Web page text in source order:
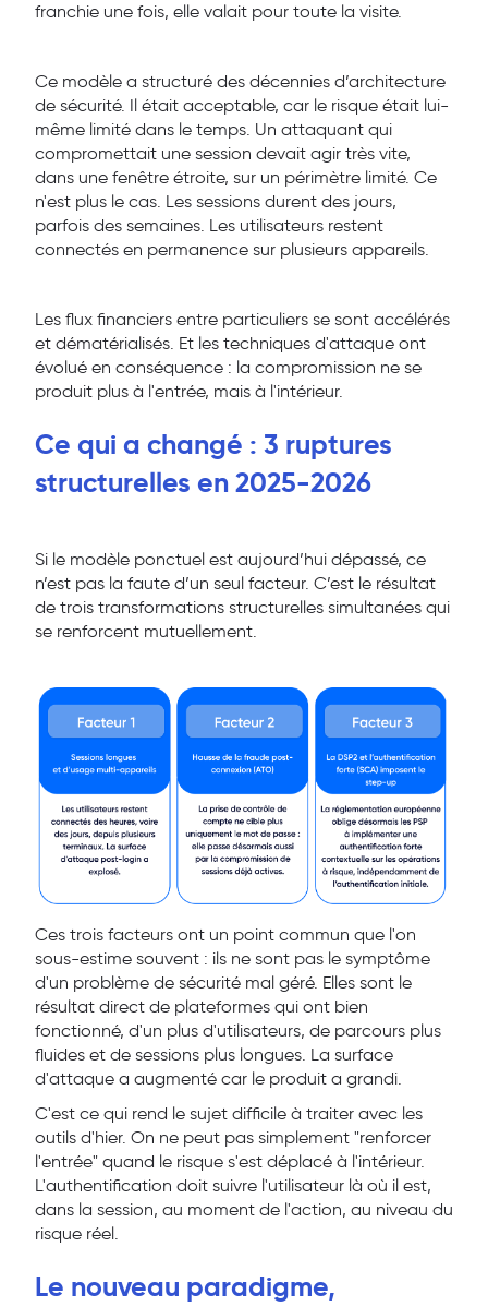
franchie une fois, elle valait pour toute la visite.
Ce modèle a structuré des décennies d’architecture
de sécurité. Il était acceptable, car le risque était lui-
même limité dans le temps. Un attaquant qui
compromettait une session devait agir très vite,
dans une fenêtre étroite, sur un périmètre limité. Ce
n'est plus le cas. Les sessions durent des jours,
parfois des semaines. Les utilisateurs restent
connectés en permanence sur plusieurs appareils.
Les flux financiers entre particuliers se sont accélérés
et dématérialisés. Et les techniques d'attaque ont
évolué en conséquence : la compromission ne se
produit plus à l'entrée, mais à l'intérieur.
Ce qui a changé : 3 ruptures
structurelles en 2025-2026
Si le modèle ponctuel est aujourd’hui dépassé, ce
n’est pas la faute d’un seul facteur. C’est le résultat
de trois transformations structurelles simultanées qui
se renforcent mutuellement.
Ces trois facteurs ont un point commun que l'on
sous-estime souvent : ils ne sont pas le symptôme
d'un problème de sécurité mal géré. Elles sont le
résultat direct de plateformes qui ont bien
fonctionné, d'un plus d'utilisateurs, de parcours plus
fluides et de sessions plus longues. La surface
d'attaque a augmenté car le produit a grandi.
C'est ce qui rend le sujet difficile à traiter avec les
outils d'hier. On ne peut pas simplement "renforcer
l'entrée" quand le risque s'est déplacé à l'intérieur.
L'authentification doit suivre l'utilisateur là où il est,
dans la session, au moment de l'action, au niveau du
risque réel.
Le nouveau paradigme,